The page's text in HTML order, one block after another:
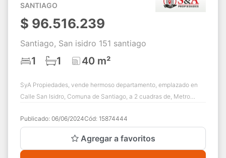
SANTIAGO
$ 96.516.239
Santiago, San isidro 151 santiago
1 1 40 m²
SyA Propiedades, vende hermoso departamento, emplazado en
Calle San Isidro, Comuna de Santiago, a 2 cuadras de, Metro
Publicado: 06/06/2024Cód: 15874444
Agregar a favoritos